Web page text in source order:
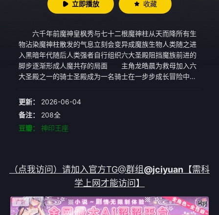
立即播放 收藏
六千年前魔神皇枫秀与七十二根魔神柱从天而降所有生
物沾染魔神柱散发的气息立刻会变异成魔族生物人类随之进
入黑暗年代随后人类强者自行组织六大圣殿阻挡魔族前进的
脚步逐渐形成人魔共存的局面 主角龙皓晨为救母加入六
大圣殿之一的骑士圣殿成为一名骑士在一步步成长冒险中奇
士精神通过自己的人格与努力赢得他人认可他先是与六大圣
奋战同时不惜献出生命守护自己的伙伴与最珍贵的爱人而世
界的局势变化难测更多的阴谋在酝酿更深的秘密也等着他却
更新：
2026-06-04
备注：
208全
豆瓣：
神印王座
（点我访问）请加入官方TG@群组@jciyuan 【需科
学上网才能访问】